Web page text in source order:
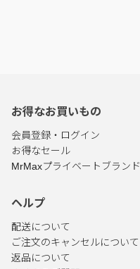
お得なお買いもの
会員登録・ログイン
お得なセール
MrMaxプライベートブランド
ヘルプ
配送について
ご注文のキャンセルについて
返品について